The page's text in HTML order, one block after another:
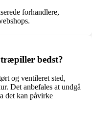
forhandlere,
bedst?
og ventileret sted,
Det anbefales at undgå
det kan påvirke